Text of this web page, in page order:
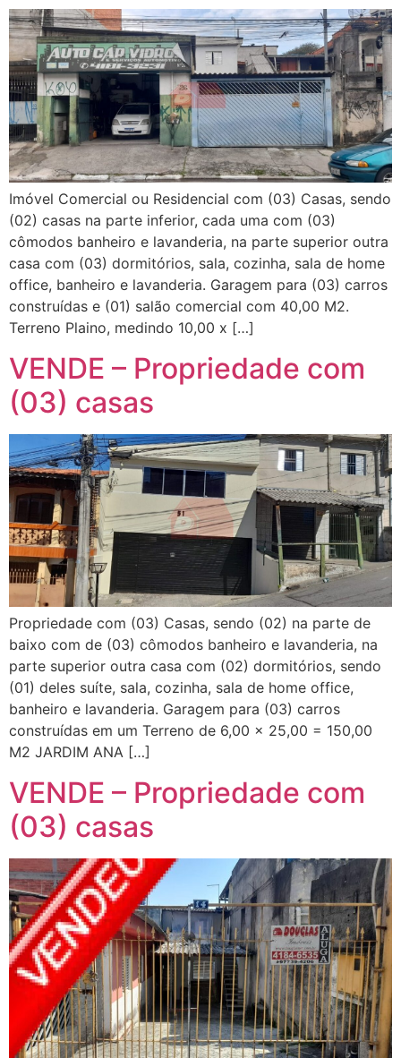
Imóvel Comercial ou Residencial com (03) Casas, sendo
(02) casas na parte inferior, cada uma com (03)
cômodos banheiro e lavanderia, na parte superior outra
casa com (03) dormitórios, sala, cozinha, sala de home
office, banheiro e lavanderia. Garagem para (03) carros
construídas e (01) salão comercial com 40,00 M2.
Terreno Plaino, medindo 10,00 x […]
VENDE – Propriedade com
(03) casas
Propriedade com (03) Casas, sendo (02) na parte de
baixo com de (03) cômodos banheiro e lavanderia, na
parte superior outra casa com (02) dormitórios, sendo
(01) deles suíte, sala, cozinha, sala de home office,
banheiro e lavanderia. Garagem para (03) carros
construídas em um Terreno de 6,00 x 25,00 = 150,00
M2 JARDIM ANA […]
VENDE – Propriedade com
(03) casas